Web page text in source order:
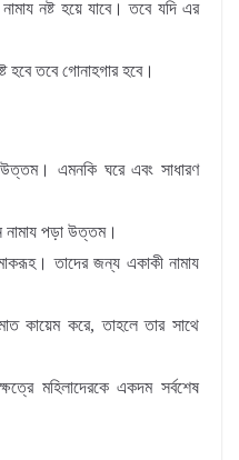
নষ্ট হয়ে যাবে। তবে যদি এর
তবে গােনাহগার হবে।
এমনকি ঘরে এবং সাধারণ
নামায পড়া উত্তম।
তাদের জন্য একাকী নামায
কায়েম করে, তাহলে তার সাথে
মহিলাদেরকে একদম সর্বশেষ